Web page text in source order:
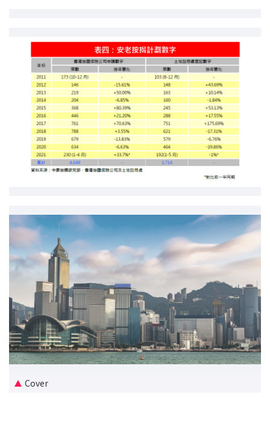
按市新聞
統計數據庫
按揭快趣智識
按揭智庫
按揭百科
實時銀行資訊
裝修·保險優惠
免費裝修轉介服務
裝修設計專欄
火險、家居、寵物保險
Cover